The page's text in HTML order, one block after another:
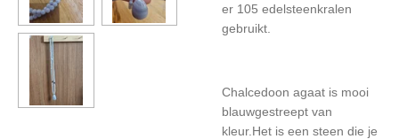
er 105 edelsteenkralen
gebruikt.
Chalcedoon agaat is mooi
blauwgestreept van
kleur.Het is een steen die je